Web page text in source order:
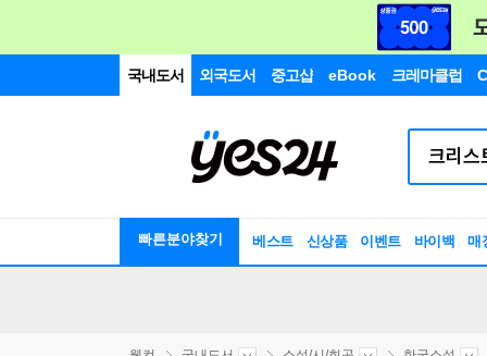
국내도서 외국도서 중고샵 eBook 크레마클럽
빠른분야찾기 베스트 신상품 이벤트 바이백 매